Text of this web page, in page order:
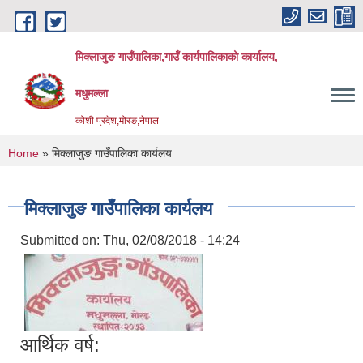
Skip to main content
मिक्लाजुङ गाउँपालिका,गाउँ कार्यपालिकाको कार्यालय,
मधुमल्ला
कोशी प्रदेश,मोरङ,नेपाल
You are here
Home » मिक्लाजुङ गाउँपालिका कार्यलय
मिक्लाजुङ गाउँपालिका कार्यलय
Submitted on: Thu, 02/08/2018 - 14:24
आर्थिक वर्ष: